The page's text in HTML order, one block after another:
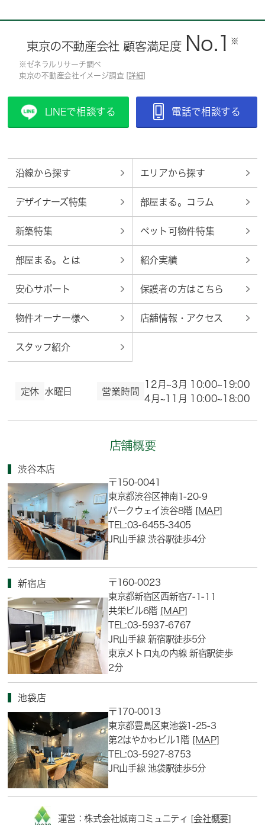
東京の不動産会社 顧客満足度 No.1 ※
※ゼネラルリサーチ調べ
東京の不動産会社イメージ調査 [ 詳細
LINEで相談する 電話で相談する
沿線から探す エリアから探す
デザイナーズ特集 部屋まる。コラム
新築特集 ペット可物件特集
部屋まる。とは 紹介実績
安心サポート 保護者の方はこちら
物件オーナー様へ 店舗情報・アクセス
スタッフ紹介
定休 水曜日 営業時間
12月~3月 10:00~19:00
4月~11月 10:00~18:00
店舗概要
渋谷本店
〒150-0041
東京都渋谷区神南1-20-9
パークウェイ渋谷8階 [MAP]
TEL:03-6455-3405
JR山手線 渋谷駅徒歩4分
新宿店
〒160-0023
東京都新宿区西新宿7-1-11
共栄ビル6階 [MAP]
TEL:03-5937-6767
JR山手線 新宿駅徒歩5分
東京メトロ丸の内線 新宿駅徒歩
2分
池袋店
〒170-0013
東京都豊島区東池袋1-25-3
第2はやかわビル1階 [MAP]
TEL:03-5927-8753
JR山手線 池袋駅徒歩5分
運営：株式会社城南コミュニティ [会社概要]